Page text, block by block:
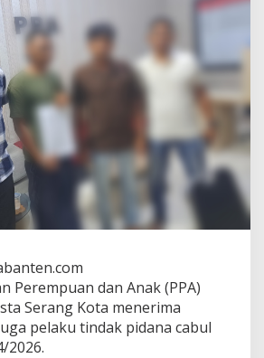
Perempuan dan Anak (PPA)
Serang Kota menerima
pelaku tindak pidana cabul
2026.